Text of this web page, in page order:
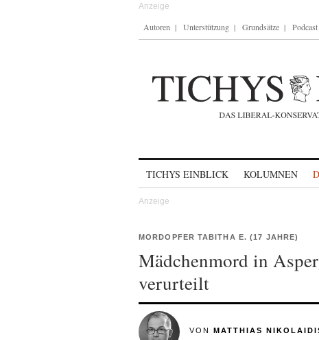
Autoren Unterstützung Grundsätze Podcast
TICHYS EINBLICK KOLUMNEN
MORDOPFER TABITHA E. (17 JAHRE)
Mädchenmord in
verurteilt
VON MATTHIAS